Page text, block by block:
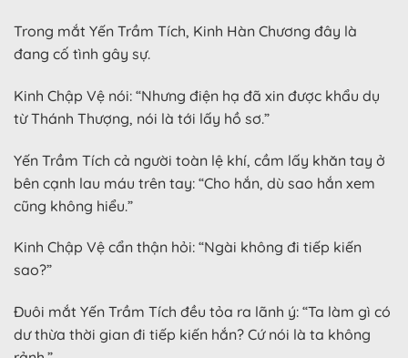
Trong mắt Yến Trầm Tích, Kinh Hàn Chương đây là
đang cố tình gây sự.
Kinh Chập Vệ nói: “Nhưng điện hạ đã xin được khẩu dụ
từ Thánh Thượng, nói là tới lấy hồ sơ.”
Yến Trầm Tích cả người toàn lệ khí, cầm lấy khăn tay ở
bên cạnh lau máu trên tay: “Cho hắn, dù sao hắn xem
cũng không hiểu.”
Kinh Chập Vệ cẩn thận hỏi: “Ngài không đi tiếp kiến
sao?”
Đuôi mắt Yến Trầm Tích đều tỏa ra lãnh ý: “Ta làm gì có
dư thừa thời gian đi tiếp kiến hắn? Cứ nói là ta không